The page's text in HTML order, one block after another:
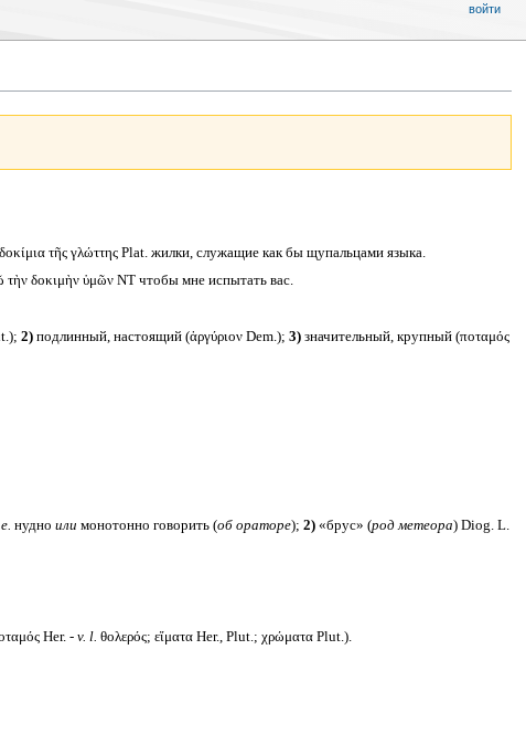
τῆς γλώττης Plat. жилки, служащие как бы щупальцами языка.
τὴν δοκιμὴν ὑμῶν NT чтобы мне испытать вас.
2)подлинный, настоящий (ἀργύριον Dem.); 3)значительный, крупный (ποταμός
нудно или монотонно говорить (об ораторе); 2)«брус» (род метеора) Diog. L.
Her. - v. l. θολερός; εἵματα Her., Plut.; χρώματα Plut.).
войти